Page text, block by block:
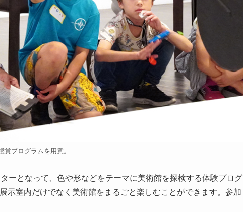
プログラムを用意。
ーとなって、色や形などをテーマに美術館を探検する体験プログ
示室内だけでなく美術館をまるごと楽しむことができます。参加